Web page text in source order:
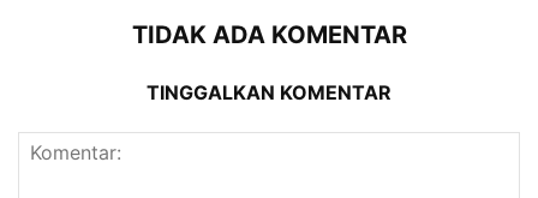
TIDAK ADA KOMENTAR
TINGGALKAN KOMENTAR